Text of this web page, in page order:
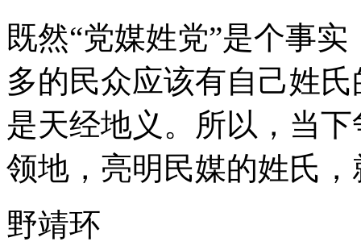
既然“党媒姓党”是个事
多的民众应该有自己姓
是天经地义。所以，当
领地，亮明民媒的姓氏
野靖环